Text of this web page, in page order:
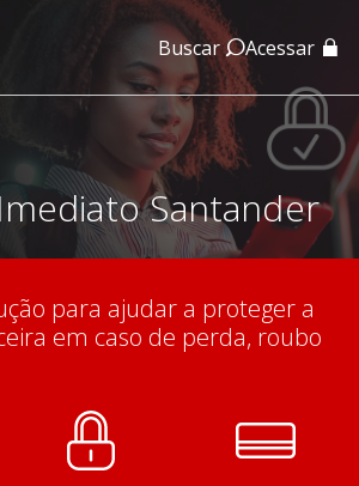
Empresas
Buscar Acessar
Santander
para ajudar a proteger a
em caso de perda, roubo